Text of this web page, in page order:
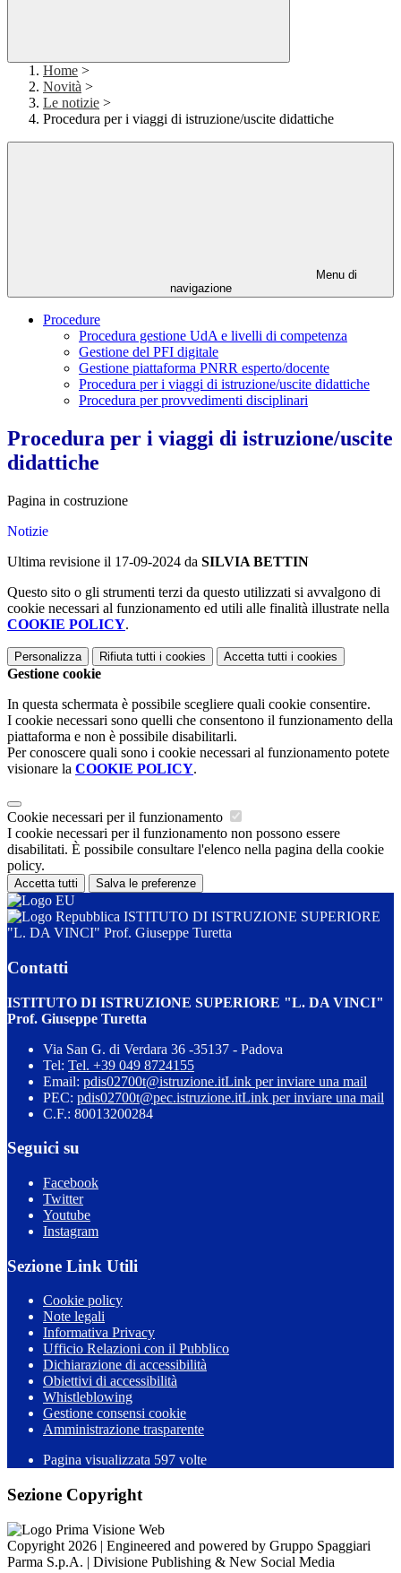
Home >
Novità >
Le notizie >
Procedura per i viaggi di istruzione/uscite didattiche
Menu di
navigazione
Procedure
Procedura gestione UdA e livelli di competenza
Gestione del PFI digitale
Gestione piattaforma PNRR esperto/docente
Procedura per i viaggi di istruzione/uscite didattiche
Procedura per provvedimenti disciplinari
Procedura per i viaggi di istruzione/uscite
didattiche
Pagina in costruzione
Notizie
Ultima revisione il 17-09-2024 da SILVIA BETTIN
Questo sito o gli strumenti terzi da questo utilizzati si avvalgono di
cookie necessari al funzionamento ed utili alle finalità illustrate nella
COOKIE POLICY.
Personalizza Rifiuta tutti i cookies Accetta tutti i cookies
Gestione cookie
In questa schermata è possibile scegliere quali cookie consentire.
I cookie necessari sono quelli che consentono il funzionamento della
piattaforma e non è possibile disabilitarli.
Per conoscere quali sono i cookie necessari al funzionamento potete
visionare la COOKIE POLICY.
Cookie necessari per il funzionamento
I cookie necessari per il funzionamento non possono essere
disabilitati. È possibile consultare l'elenco nella pagina della cookie
policy.
Accetta tutti Salva le preferenze
ISTITUTO DI ISTRUZIONE SUPERIORE
"L. DA VINCI" Prof. Giuseppe Turetta
Contatti
ISTITUTO DI ISTRUZIONE SUPERIORE "L. DA VINCI"
Prof. Giuseppe Turetta
Via San G. di Verdara 36 -35137 - Padova
Tel: Tel. +39 049 8724155
Email: pdis02700t@istruzione.itLink per inviare una mail
PEC: pdis02700t@pec.istruzione.itLink per inviare una mail
C.F.: 80013200284
Seguici su
Facebook
Twitter
Youtube
Instagram
Sezione Link Utili
Cookie policy
Note legali
Informativa Privacy
Ufficio Relazioni con il Pubblico
Dichiarazione di accessibilità
Obiettivi di accessibilità
Whistleblowing
Gestione consensi cookie
Amministrazione trasparente
Pagina visualizzata 597 volte
Sezione Copyright
Copyright 2026 | Engineered and powered by Gruppo Spaggiari
Parma S.p.A. | Divisione Publishing & New Social Media